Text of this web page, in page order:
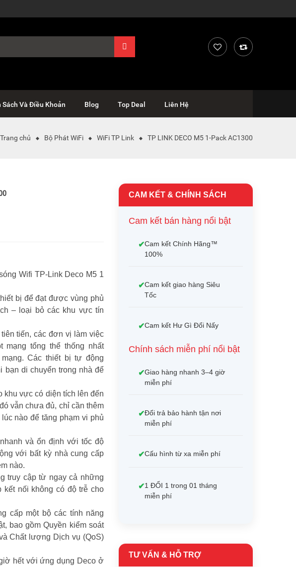
Sách Và Điều Khoản Blog Top Deal Liên Hệ
Trang chủ Bộ Phát WiFi WiFi TP Link TP LINK DECO M5 1-Pack AC1300
Wifi TP-Link Deco M5 1
bị để đạt được vùng phủ
– loại bỏ các khu vực tín
tiến, các đơn vị làm việc
mạng tổng thể thống nhất
Các thiết bị tự động
bạn di chuyển trong nhà để
khu vực có diện tích lên đến
vẫn chưa đủ, chỉ cần thêm
nào để tăng phạm vi phủ
và ổn định với tốc độ
với bất kỳ nhà cung cấp
nào.
truy cập từ ngay cả những
kết nối không có độ trễ cho
cấp một bộ các tính năng
bao gồm Quyền kiểm soát
Chất lượng Dịch vụ (QoS)
hết với ứng dụng Deco ở
CAM KẾT & CHÍNH SÁCH
Cam kết bán hàng nổi bật
Cam kết Chính Hãng™
100%
Cam kết giao hàng Siêu
Tốc
Cam kết Hư Gì Đổi Nấy
Chính sách miễn phí nổi bật
Giao hàng nhanh 3–4 giờ
miễn phí
Đổi trả bảo hành tận nơi
miễn phí
Cấu hình từ xa miễn phí
1 ĐỔI 1 trong 01 tháng
miễn phí
TƯ VẤN & HỖ TRỢ